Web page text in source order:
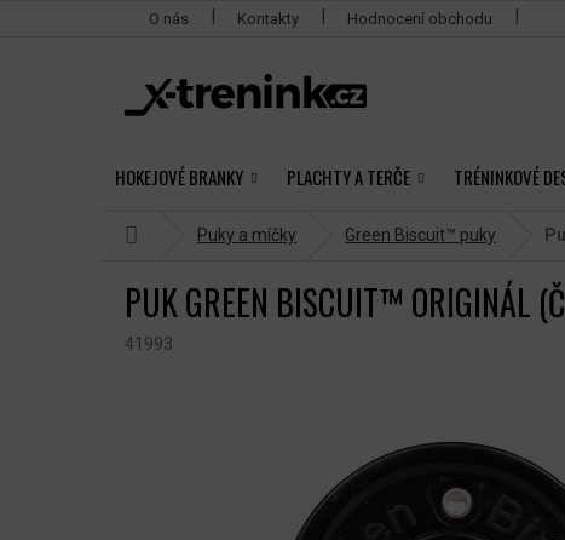
O nás Kontakty Hodnocení obchodu
HOKEJOVÉ BRANKY PLACHTY A TERČE TRÉNINKOVÉ
Puky a míčky Green Biscuit™ puky
PUK GREEN BISCUIT™ ORIGINÁL
41993